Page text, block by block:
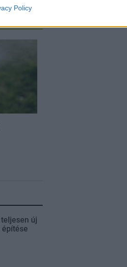
Policy
új
építése